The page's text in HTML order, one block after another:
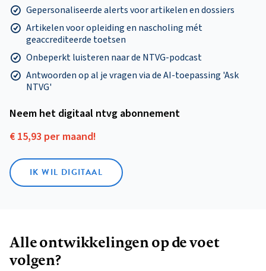
Gepersonaliseerde alerts voor artikelen en dossiers
Artikelen voor opleiding en nascholing mét
geaccrediteerde toetsen
Onbeperkt luisteren naar de NTVG-podcast
Antwoorden op al je vragen via de AI-toepassing 'Ask
NTVG'
Neem het digitaal ntvg abonnement
€ 15,93 per maand!
IK WIL DIGITAAL
Alle ontwikkelingen op de voet
volgen?